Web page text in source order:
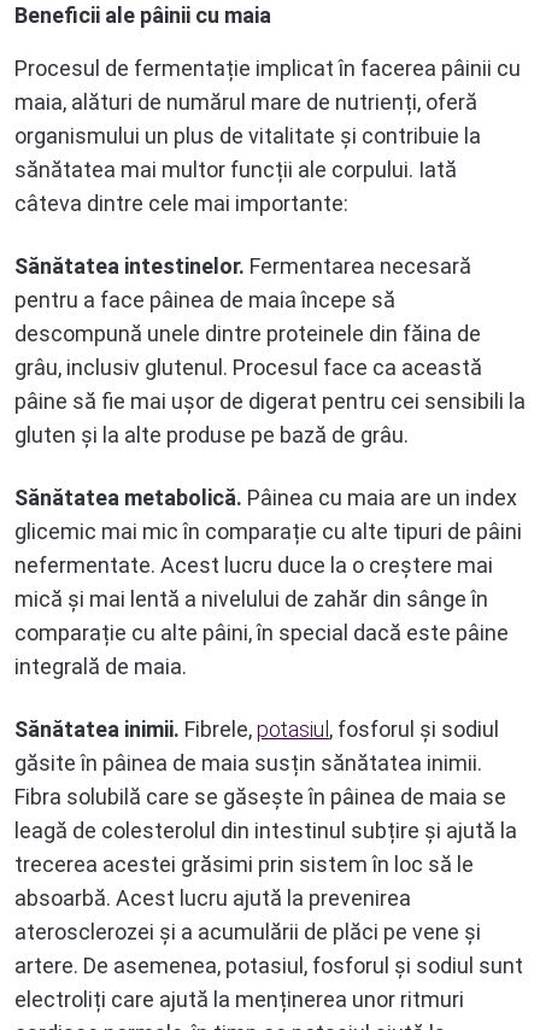
Beneficii ale pâinii cu maia
Procesul de fermentație implicat în facerea pâinii cu
maia, alături de numărul mare de nutrienți, oferă
organismului un plus de vitalitate și contribuie la
sănătatea mai multor funcții ale corpului. Iată
câteva dintre cele mai importante:
Sănătatea intestinelor. Fermentarea necesară
pentru a face pâinea de maia începe să
descompună unele dintre proteinele din făina de
grâu, inclusiv glutenul. Procesul face ca această
pâine să fie mai ușor de digerat pentru cei sensibili la
gluten și la alte produse pe bază de grâu.
Sănătatea metabolică. Pâinea cu maia are un index
glicemic mai mic în comparație cu alte tipuri de pâini
nefermentate. Acest lucru duce la o creștere mai
mică și mai lentă a nivelului de zahăr din sânge în
comparație cu alte pâini, în special dacă este pâine
integrală de maia.
Sănătatea inimii. Fibrele,potasiul, fosforul și sodiul
găsite în pâinea de maia susțin sănătatea inimii.
Fibra solubilă care se găsește în pâinea de maia se
leagă de colesterolul din intestinul subțire și ajută la
trecerea acestei grăsimi prin sistem în loc să le
absoarbă. Acest lucru ajută la prevenirea
aterosclerozei și a acumulării de plăci pe vene și
artere. De asemenea, potasiul, fosforul și sodiul sunt
electroliți care ajută la menținerea unor ritmuri